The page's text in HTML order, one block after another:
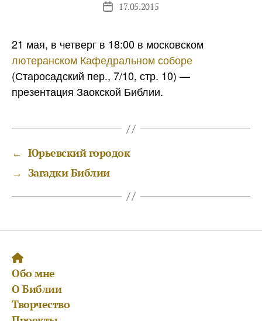
Дата17.05.2015
21 мая, в четверг в 18:00 в московском
лютеранском Кафедральном соборе
(Старосадский пер., 7/10, стр. 10) —
презентация Заокской Библии.
← Юрьевский городок
→ Загадки Библии
Обо мне
О Библии
Творчество